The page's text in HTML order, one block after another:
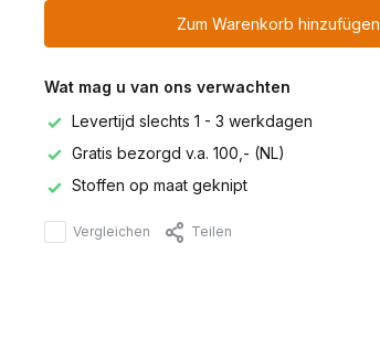
Zum Warenkorb hinzufügen
Wat mag u van ons verwachten
Levertijd slechts 1 - 3 werkdagen
Gratis bezorgd v.a. 100,- (NL)
Stoffen op maat geknipt
Vergleichen Teilen